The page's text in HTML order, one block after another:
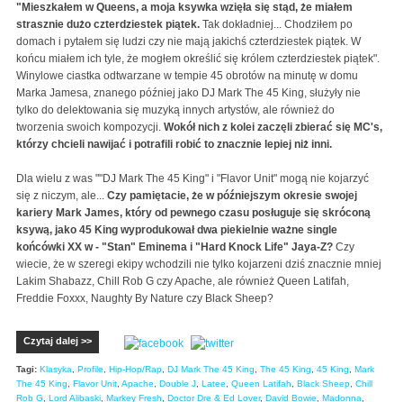
"Mieszkałem w Queens, a moja ksywka wzięła się stąd, że miałem
strasznie dużo czterdziestek piątek. Tak dokładniej... Chodziłem po
domach i pytałem się ludzi czy nie mają jakichś czterdziestek piątek. W
końcu miałem ich tyle, że mogłem określić się królem czterdziestek piątek".
Winylowe ciastka odtwarzane w tempie 45 obrotów na minutę w domu
Marka Jamesa, znanego później jako DJ Mark The 45 King, służyły nie
tylko do delektowania się muzyką innych artystów, ale również do
tworzenia swoich kompozycji. Wokół nich z kolei zaczęli zbierać się MC's,
którzy chcieli nawijać i potrafili robić to znacznie lepiej niż inni.
Dla wielu z was ""DJ Mark The 45 King" i "Flavor Unit" mogą nie kojarzyć
się z niczym, ale... Czy pamiętacie, że w późniejszym okresie swojej
kariery Mark James, który od pewnego czasu posługuje się skróconą
ksywą, jako 45 King wyprodukował dwa piekielnie ważne single
końcówki XX w - "Stan" Eminema i "Hard Knock Life" Jaya-Z? Czy
wiecie, że w szeregi ekipy wchodzili nie tylko kojarzeni dziś znacznie mniej
Lakim Shabazz, Chill Rob G czy Apache, ale również Queen Latifah,
Freddie Foxxx, Naughty By Nature czy Black Sheep?
Czytaj dalej >>
Tagi: Klasyka, Profile, Hip-Hop/Rap, DJ Mark The 45 King, The 45 King, 45 King, Mark
The 45 King, Flavor Unit, Apache, Double J, Latee, Queen Latifah, Black Sheep, Chill
Rob G, Lord Alibaski, Markey Fresh, Doctor Dre & Ed Lover, David Bowie, Madonna,